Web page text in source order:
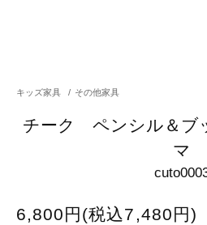
キッズ家具 / その他家具
チーク ペンシル＆ブ
マ
6,800円(税込7,480円)